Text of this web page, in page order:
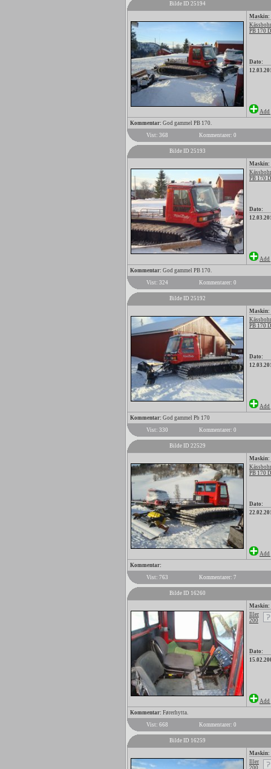
Bilde ID 25194
Maskin:
PB 170
Dato:
Add
Kommentar: God gammel PB 170.
Vist: 368
Kommentarer: 0
Bilde ID 25193
Maskin:
PB 170
Dato:
Add
Kommentar: God gammel PB 170.
Vist: 324
Kommentarer: 0
Bilde ID 25192
Maskin:
PB 170
Dato:
Add
Kommentar: God gammel Pb 170
Vist: 330
Kommentarer: 0
Bilde ID 22529
Maskin:
PB 170
Dato:
Add
Kommentar:
Vist: 763
Kommentarer: 7
Bilde ID 16260
Maskin:
Iller
200
Dato:
Add
Kommentar: Førerhytta.
Vist: 668
Kommentarer: 0
Bilde ID 16259
Maskin:
Iller
200